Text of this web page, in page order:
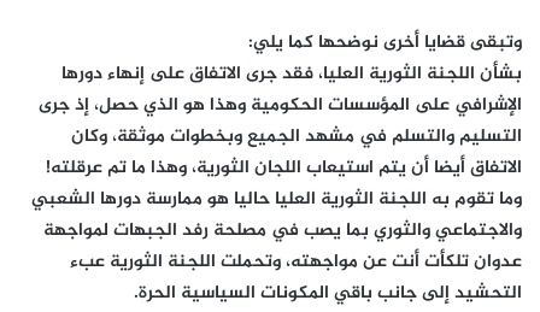
وتبقى قضايا أخرى نوضحها كما يلي:
بشأن اللجنة الثورية العليا، فقد جرى الاتفاق على إنهاء دورها
الإشرافي على المؤسسات الحكومية وهذا هو الذي حصل، إذ جرى
التسليم والتسلم في مشهد الجميع وبخطوات موثقة، وكان
الاتفاق أيضا أن يتم استيعاب اللجان الثورية، وهذا ما تم عرقلته!
وما تقوم به اللجنة الثورية العليا حاليا هو ممارسة دورها الشعبي
والاجتماعي والثوري بما يصب في مصلحة رفد الجبهات لمواجهة
عدوان تلكأت أنت عن مواجهته، وتحملت اللجنة الثورية عبء
التحشيد إلى جانب باقي المكونات السياسية الحرة.